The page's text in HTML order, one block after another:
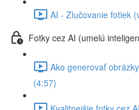
AI - Zlučovanie fotiek
Fotky cez AI (umelú
Ako generovať
(4:57)